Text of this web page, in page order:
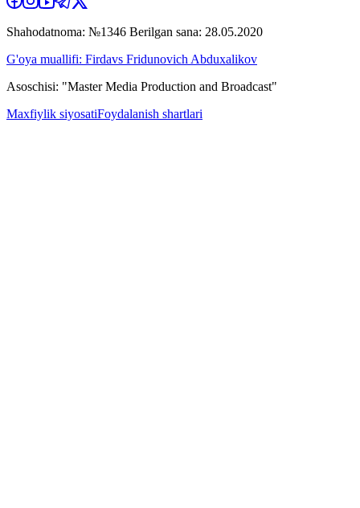
Shahodatnoma: №1346 Berilgan sana: 28.05.2020
G'oya muallifi: Firdavs Fridunovich Abduxalikov
Asoschisi: "Master Media Production and Broadcast"
Maxfiylik siyosatiFoydalanish shartlari